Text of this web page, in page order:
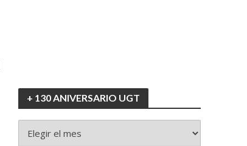
+ 130 ANIVERSARIO UGT
130